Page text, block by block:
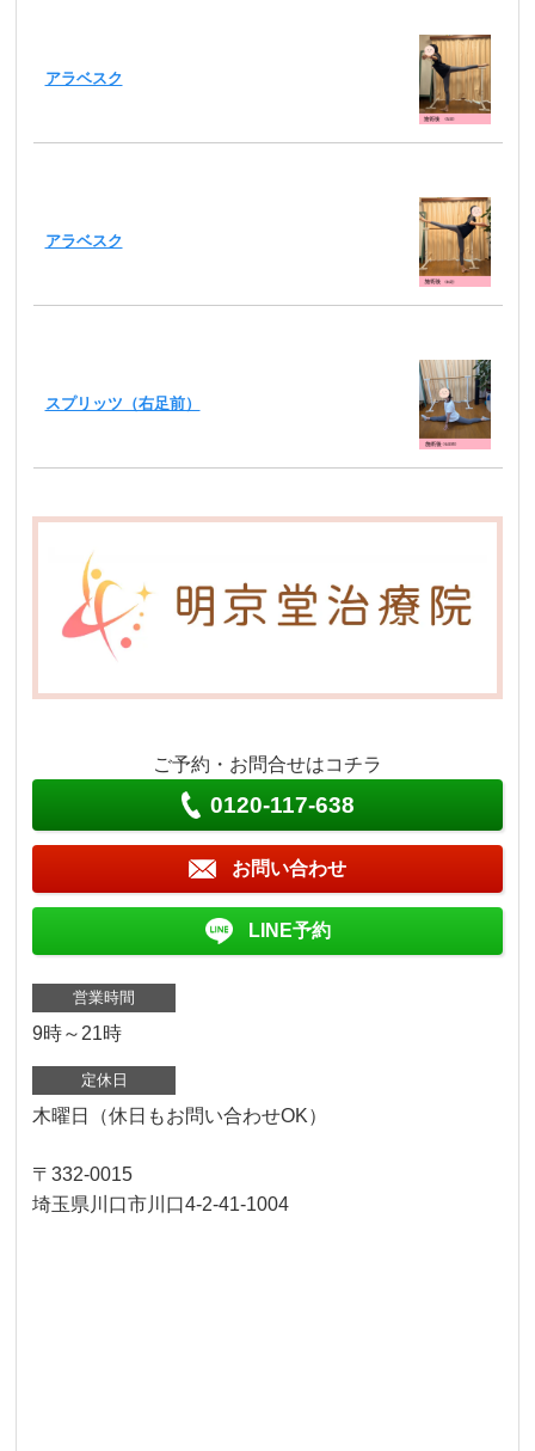
アラベスク
アラベスク
スプリッツ（右足前）
ご予約・お問合せはコチラ
0120-117-638
お問い合わせ
LINE予約
営業時間
9時～21時
定休日
木曜日（休日もお問い合わせOK）
〒332-0015
埼玉県川口市川口4-2-41-1004